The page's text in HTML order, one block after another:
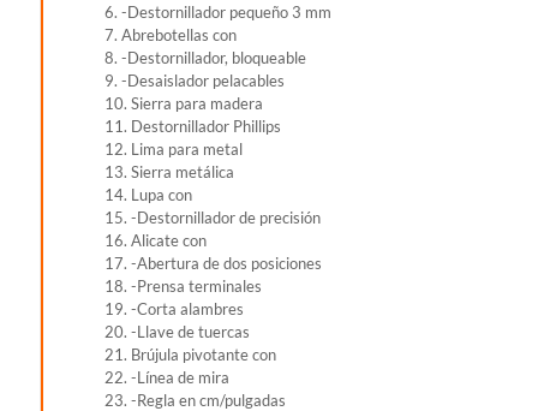
6. -Destornillador pequeño 3 mm
7. Abrebotellas con
8. -Destornillador, bloqueable
9. -Desaislador pelacables
10. Sierra para madera
11. Destornillador Phillips
12. Lima para metal
13. Sierra metálica
14. Lupa con
15. -Destornillador de precisión
16. Alicate con
17. -Abertura de dos posiciones
18. -Prensa terminales
19. -Corta alambres
20. -Llave de tuercas
21. Brújula pivotante con
22. -Línea de mira
23. -Regla en cm/pulgadas